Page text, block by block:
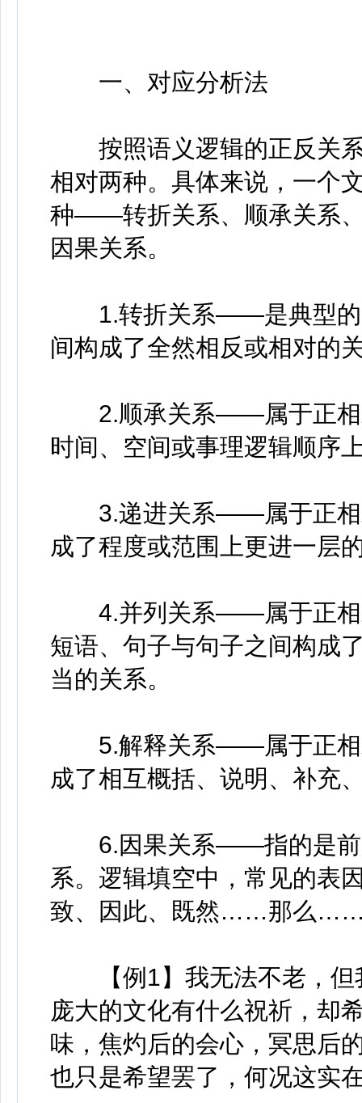
一、对应分析法
按照语义逻辑的正反关系
相对两种。具体来说，一个
种——转折关系、顺承关系
因果关系。
1.转折关系——是典型的
间构成了全然相反或相对的
2.顺承关系——属于正相
时间、空间或事理逻辑顺序
3.递进关系——属于正相
成了程度或范围上更进一层
4.并列关系——属于正相
短语、句子与句子之间构成
当的关系。
5.解释关系——属于正相
成了相互概括、说明、补充
6.因果关系——指的是前
系。逻辑填空中，常见的表
致、因此、既然……那么
【例1】我无法不老，但
庞大的文化有什么祝祈，却
味，焦灼后的会心，冥思后
也只是希望罢了，何况这实